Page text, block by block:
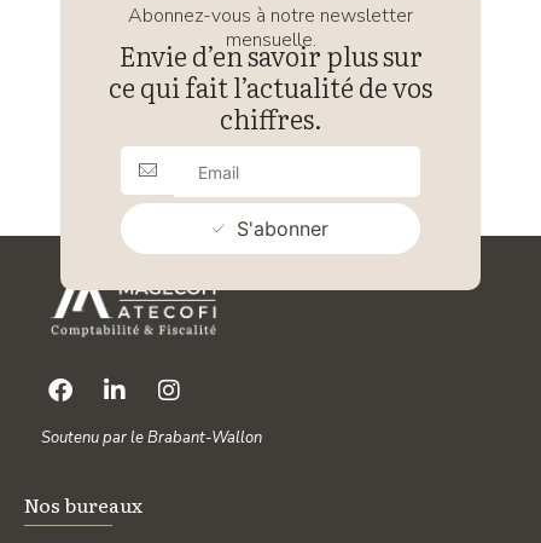
Abonnez-vous à notre newsletter
mensuelle.
Envie d’en savoir plus sur
ce qui fait l’actualité de vos
chiffres.
S'abonner
Soutenu par le Brabant-Wallon
Nos bureaux